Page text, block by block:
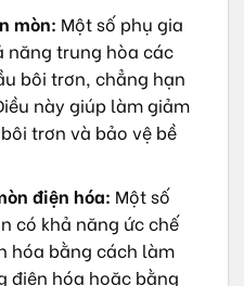
mòn: Một số phụ gia
năng trung hòa các
bôi trơn, chẳng hạn
này giúp làm giảm
trơn và bảo vệ bề
điện hóa: Một số
có khả năng ức chế
hóa bằng cách làm
điện hóa hoặc bằng